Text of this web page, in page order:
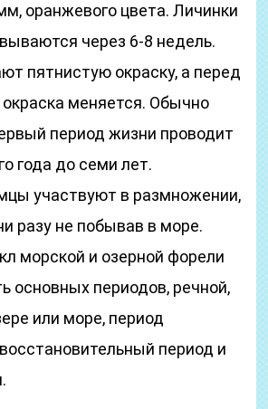
оранжевого цвета. Личинки
через 6-8 недель.
пятнистую окраску, а перед
меняется. Обычно
период жизни проводит
года до семи лет.
участвуют в размножении,
разу не побывав в море.
морской и озерной форели
основных периодов, речной,
или море, период
период и